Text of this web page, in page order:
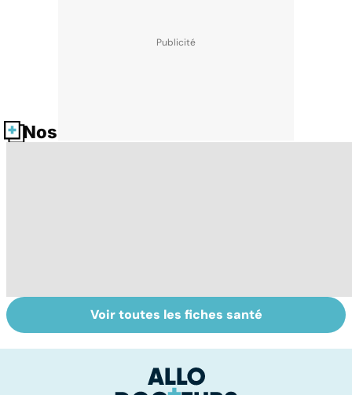
Nos fiches santé
AVC : quand le
cerveau fait une
Tout savoir sur
les maux du froid
Voir toutes les fiches santé